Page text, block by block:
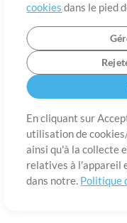
cookies dans le pied
En cliquant sur
utilisation de
ainsi qu'à la collecte
relatives à l'appareil
dans notre. Politique